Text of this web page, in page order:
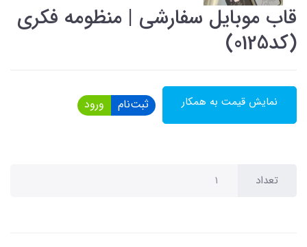
قاب موبایل سفارشی | منظومه فکری
(کد0125)
نمایش قیمت به همکار ثبت‌نام ورود
تعداد